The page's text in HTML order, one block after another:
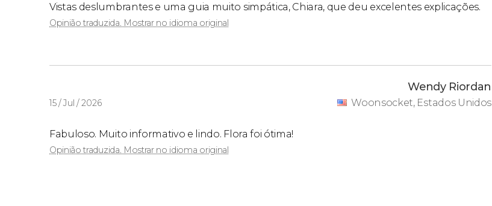
Vistas deslumbrantes e uma guia muito simpática, Chiara, que deu excelentes explicações.
Opinião traduzida. Mostrar no idioma original
15 / Jul / 2026
Wendy Riordan
Woonsocket, Estados Unidos
Fabuloso. Muito informativo e lindo. Flora foi ótima!
Opinião traduzida. Mostrar no idioma original